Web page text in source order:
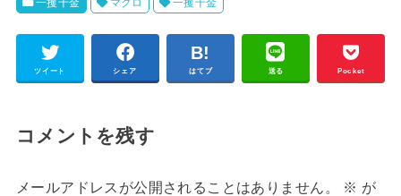
一攫千金 マグロ 一攫千金
ツイート シェア はてブ 送る Pocket
コメントを残す
メールアドレスが公開されることはありません。 ※ が